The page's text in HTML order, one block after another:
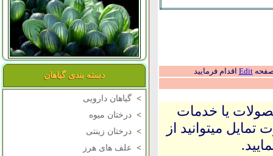
دسته بندی گیاهان
> گیاهان دارویی
> درختان میوه
> درختان زینتی
> علف های هرز
صفحهEdit اقدام فرمایید
یا خدمات
میتوانید از